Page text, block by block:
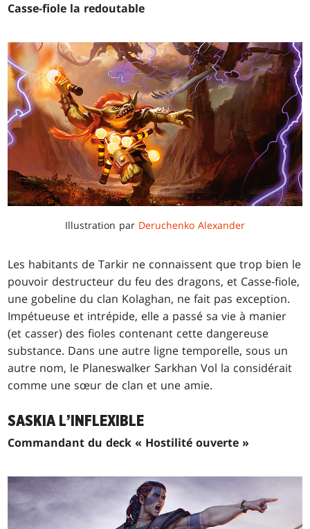
Casse-fiole la redoutable
Illustration par Deruchenko Alexander
Les habitants de Tarkir ne connaissent que trop bien le
pouvoir destructeur du feu des dragons, et Casse-fiole,
une gobeline du clan Kolaghan, ne fait pas exception.
Impétueuse et intrépide, elle a passé sa vie à manier
(et casser) des fioles contenant cette dangereuse
substance. Dans une autre ligne temporelle, sous un
autre nom, le Planeswalker Sarkhan Vol la considérait
comme une sœur de clan et une amie.
SASKIA L’INFLEXIBLE
Commandant du deck « Hostilité ouverte »